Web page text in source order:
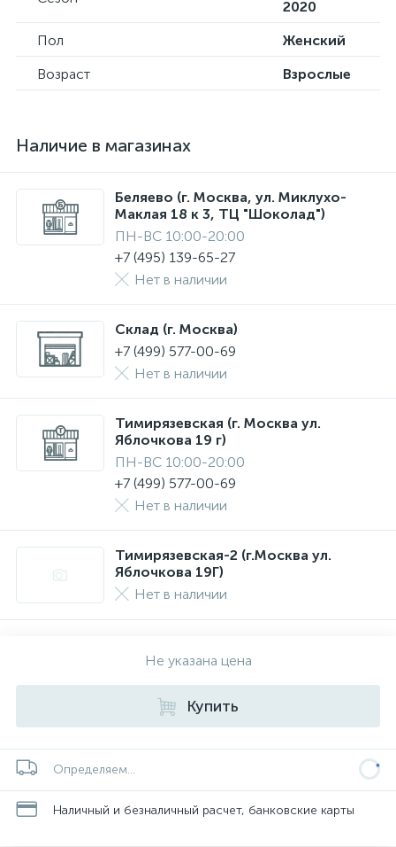
2020
Пол
Женский
Возраст
Взрослые
Наличие в магазинах
Беляево (г. Москва, ул. Миклухо-
Маклая 18 к 3, ТЦ "Шоколад")
ПН-ВС 10:00-20:00
+7 (495) 139-65-27
Нет в наличии
Склад (г. Москва)
+7 (499) 577-00-69
Нет в наличии
Тимирязевская (г. Москва ул.
Яблочкова 19 г)
ПН-ВС 10:00-20:00
+7 (499) 577-00-69
Нет в наличии
Тимирязевская-2 (г.Москва ул.
Яблочкова 19Г)
Нет в наличии
Не указана цена
Купить
Определяем...
Наличный и безналичный расчет, банковские карты